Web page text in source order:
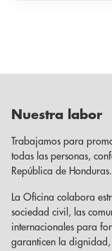
Nuestra labor
Trabajamos para
todas las personas,
República de Honduras.
La Oficina colabora
sociedad civil, las
internacionales para
garanticen la